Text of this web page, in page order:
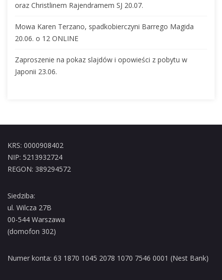
oraz Christlinem Rajendramem SJ 20.07.
Mowa Karen Terzano, spadkobierczyni Barrego Magida
20.06. o 12 ONLINE
Zaproszenie na pokaz slajdów i opowieści z pobytu w
Japonii 23.06.
KRS: 0000908402
NIP: 5213932724
REGON: 389294572
Siedziba:
ul. Wilcza 27B
00-544 Warszawa
(domofon 302)
Numer konta: 63 1870 1045 2078 1070 7546 0001 (Nest Bank)